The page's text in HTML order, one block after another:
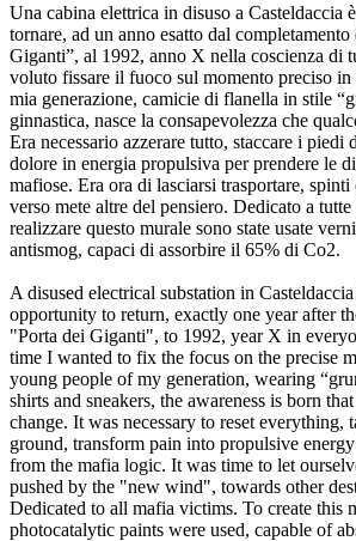
Una cabina elettrica in disuso a Casteldaccia
tornare, ad un anno esatto dal completamento
Giganti”, al 1992, anno X nella coscienza di
voluto fissare il fuoco sul momento preciso
mia generazione, camicie di flanella in stile
ginnastica, nasce la consapevolezza che
Era necessario azzerare tutto, staccare i piedi
dolore in energia propulsiva per prendere le
mafiose. Era ora di lasciarsi trasportare,
verso mete altre del pensiero. Dedicato a
realizzare questo murale sono state usate
antismog, capaci di assorbire il 65% di Co2.
A disused electrical substation in
opportunity to return, exactly one year after
"Porta dei Giganti", to 1992, year X in
time I wanted to fix the focus on the precise
young people of my generation, wearing
shirts and sneakers, the awareness is born
change. It was necessary to reset everything,
ground, transform pain into propulsive
from the mafia logic. It was time to let
pushed by the "new wind", towards other
Dedicated to all mafia victims. To create this
photocatalytic paints were used, capable of